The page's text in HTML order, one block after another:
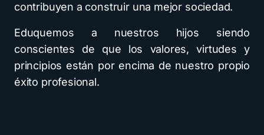
contribuyen a construir una mejor sociedad.
Eduquemos a nuestros hijos siendo
conscientes de que los valores, virtudes y
principios están por encima de nuestro propio
éxito profesional.